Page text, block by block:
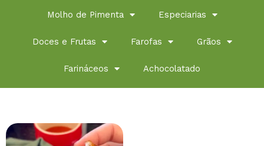
Molho de Pimenta Especiarias
Doces e Frutas Farofas Grãos
Farináceos Achocolatado